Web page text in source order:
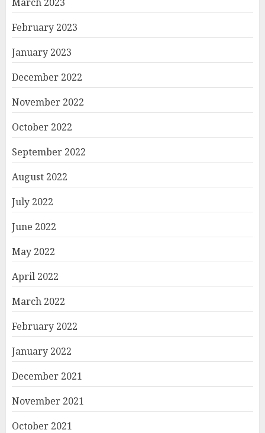
February 2023
January 2023
December 2022
November 2022
October 2022
September 2022
August 2022
July 2022
June 2022
May 2022
April 2022
March 2022
February 2022
January 2022
December 2021
November 2021
October 2021